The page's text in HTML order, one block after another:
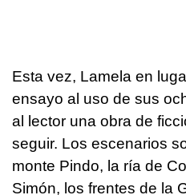
Esta vez, Lamela en
ensayo al uso de sus
al lector una obra de
seguir. Los escenarios
monte Pindo, la ría de
Simón, los frentes de la